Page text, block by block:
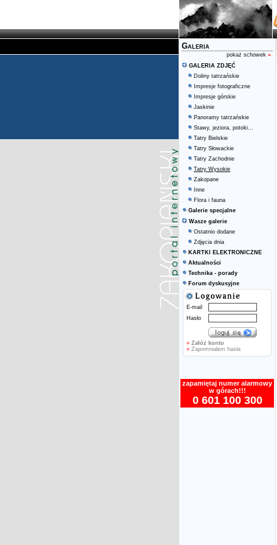
Galeria
pokaż schowek »
GALERIA ZDJĘĆ
Doliny tatrzańskie
Impresje fotograficzne
Impresje górskie
Jaskinie
Panoramy tatrzańskie
Stawy, jeziora, potoki...
Tatry Bielskie
Tatry Słowackie
Tatry Zachodnie
Tatry Wysokie
Zakopane
Inne
Flora i fauna
Galerie specjalne
Wasze galerie
Ostatnio dodane
Zdjęcia dnia
KARTKI ELEKTRONICZNE
Aktualności
Technika - porady
Forum dyskusyjne
E-mail
Hasło
» Załóż konto
» Zapomniałem hasła
zapamiętaj numer alarmowy
w górach!!!
0 601 100 300